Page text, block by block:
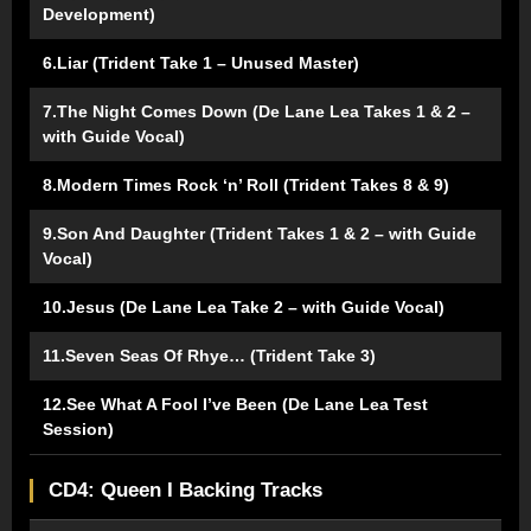
Development)
6.Liar (Trident Take 1 – Unused Master)
7.The Night Comes Down (De Lane Lea Takes 1 & 2 –
with Guide Vocal)
8.Modern Times Rock ‘n’ Roll (Trident Takes 8 & 9)
9.Son And Daughter (Trident Takes 1 & 2 – with Guide
Vocal)
10.Jesus (De Lane Lea Take 2 – with Guide Vocal)
11.Seven Seas Of Rhye… (Trident Take 3)
12.See What A Fool I’ve Been (De Lane Lea Test
Session)
CD4: Queen I Backing Tracks